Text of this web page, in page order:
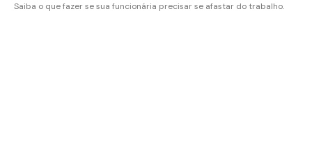
Saiba o que fazer se sua funcionária precisar se afastar do trabalho.